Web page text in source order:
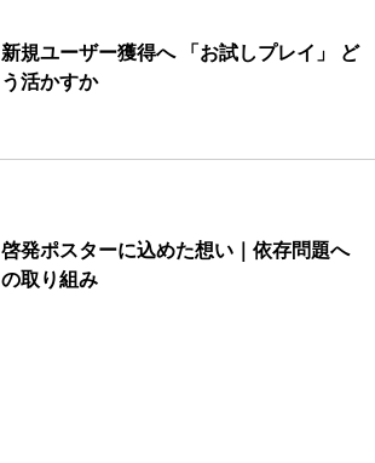
新規ユーザー獲得へ 「お試しプレイ」 ど
う活かすか
啓発ポスターに込めた想い｜依存問題へ
の取り組み